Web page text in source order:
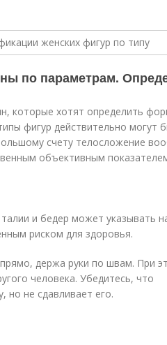
по параметрам.
которые хотят определить
фигур действительно могут
счету телосложение
объективным
и бедер может указывать
риском для здоровья.
держа руки по швам. При
человека. Убедитесь, что
но не сдавливает его.